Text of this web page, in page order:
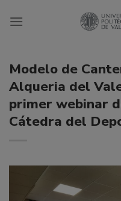
Modelo de
Alqueria del
primer webinar
Cátedra del